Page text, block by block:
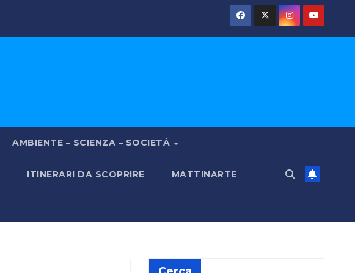
AMBIENTE – SCIENZA – SOCIETÀ
ITINERARI DA SCOPRIRE MATTINARTE